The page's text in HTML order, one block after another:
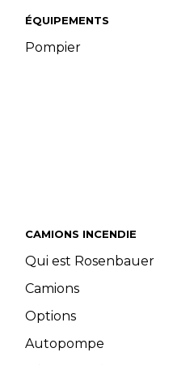
ÉQUIPEMENTS
Pompier
CAMIONS INCENDIE
Qui est Rosenbauer
Camions
Options
Autopompe